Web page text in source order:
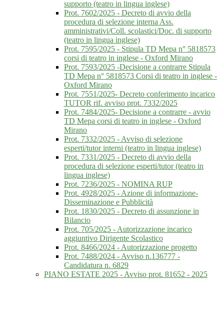
supporto (teatro in lingua inglese)
Prot. 7602/2025 - Decreto di avvio della
procedura di selezione interna Ass.
amministrativi/Coll. scolastici/Doc. di supporto
(teatro in lingua inglese)
Prot. 7595/2025 - Stipula TD Mepa n° 5818573
corsi di teatro in inglese - Oxford Mirano
Prot. 7593/2025 -Decisione a contrarre Stipula
TD Mepa n° 5818573 Corsi di teatro in inglese -
Oxford Mirano
Prot. 7551/2025- Decreto conferimento incarico
TUTOR rif. avviso prot. 7332/2025
Prot. 7484/2025- Decisione a contrarre - avvio
TD Mepa corsi di teatro in inglese - Oxford
Mirano
Prot. 7332/2025 - Avviso di selezione
esperti/tutor interni (teatro in lingua inglese)
Prot. 7331/2025 - Decreto di avvio della
procedura di selezione esperti/tutor (teatro in
lingua inglese)
Prot. 7236/2025 - NOMINA RUP
Prot. 4928/2025 - Azione di informazione-
Disseminazione e Pubblicità
Prot. 1830/2025 - Decreto di assunzione in
Bilancio
Prot. 705/2025 - Autorizzazione incarico
aggiuntivo Dirigente Scolastico
Prot. 8466/2024 - Autorizzazione progetto
Prot. 7488/2024 - Avviso n.136777 -
Candidatura n. 6829
PIANO ESTATE 2025 - Avviso prot. 81652 - 2025